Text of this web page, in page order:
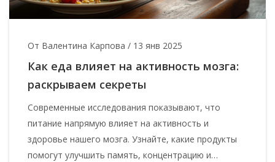
От Валентина Карпова / 13 янв 2025
Как еда влияет на активность мозга:
раскрываем секреты
Современные исследования показывают, что
питание напрямую влияет на активность и
здоровье нашего мозга. Узнайте, какие продукты
помогут улучшить память, концентрацию и